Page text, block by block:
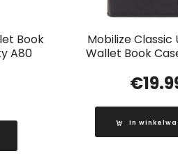
Book
A80
Mobilize Classic
Wallet Book
€
In